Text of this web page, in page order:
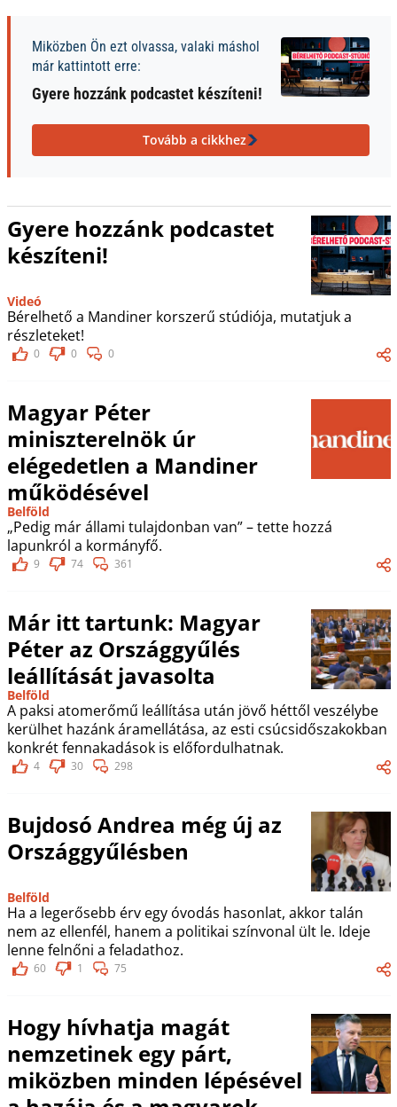
Miközben Ön ezt olvassa, valaki máshol
már kattintott erre:
Gyere hozzánk podcastet készíteni!
Tovább a cikkhez
Gyere hozzánk podcastet
készíteni!
Videó
Bérelhető a Mandiner korszerű stúdiója, mutatjuk a
részleteket!
0 0 0
Magyar Péter
miniszterelnök úr
elégedetlen a Mandiner
működésével
Belföld
„Pedig már állami tulajdonban van” – tette hozzá
lapunkról a kormányfő.
9 74 361
Már itt tartunk: Magyar
Péter az Országgyűlés
leállítását javasolta
Belföld
A paksi atomerőmű leállítása után jövő héttől veszélybe
kerülhet hazánk áramellátása, az esti csúcsidőszakokban
konkrét fennakadások is előfordulhatnak.
4 30 298
Bujdosó Andrea még új az
Országgyűlésben
Belföld
Ha a legerősebb érv egy óvodás hasonlat, akkor talán
nem az ellenfél, hanem a politikai színvonal ült le. Ideje
lenne felnőni a feladathoz.
60 1 75
Hogy hívhatja magát
nemzetinek egy párt,
miközben minden lépésével